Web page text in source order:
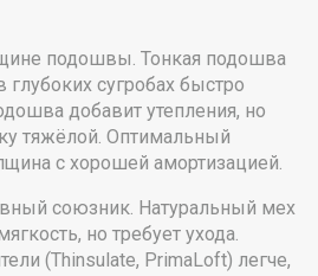
подошвы. Тонкая подошва
глубоких сугробах быстро
добавит утепления, но
тяжёлой. Оптимальный
с хорошей амортизацией.
союзник. Натуральный мех
но требует ухода.
(Thinsulate, PrimaLoft) легче,